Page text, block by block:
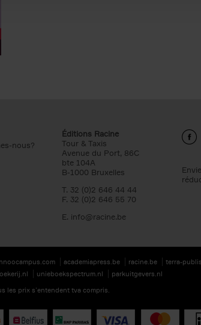
nous?
Éditions Racine
Tour & Taxis
Avenue du Port, 86C
bte 104A
B-1000 Bruxelles
T. 32 (0)2 646 44 44
F. 32 (0)2 646 55 70
E. info@racine.be
academiapress.be racine.be
terra-
unieboekspectrum.nl
parkuitgevers.nl
les prix s’entendent tva compris.